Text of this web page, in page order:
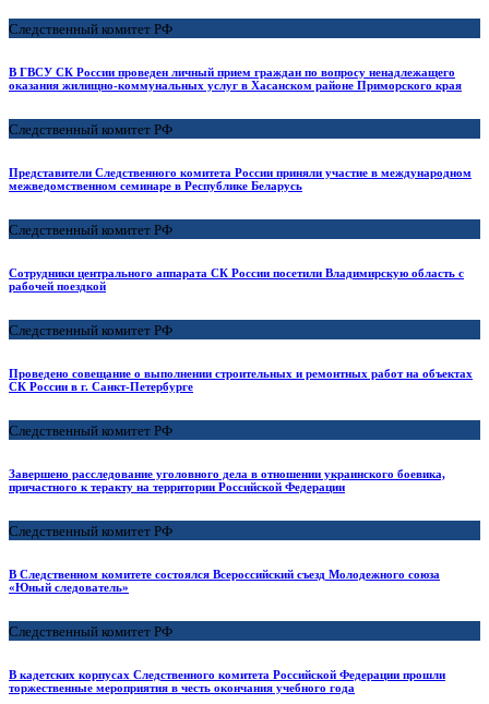
Следственный комитет РФ
В ГВСУ СК России проведен личный прием граждан по вопросу ненадлежащего
оказания жилищно-коммунальных услуг в Хасанском районе Приморского края
Следственный комитет РФ
Представители Следственного комитета России приняли участие в международном
межведомственном семинаре в Республике Беларусь
Следственный комитет РФ
Сотрудники центрального аппарата СК России посетили Владимирскую область с
рабочей поездкой
Следственный комитет РФ
Проведено совещание о выполнении строительных и ремонтных работ на объектах
СК России в г. Санкт-Петербурге
Следственный комитет РФ
Завершено расследование уголовного дела в отношении украинского боевика,
причастного к теракту на территории Российской Федерации
Следственный комитет РФ
В Следственном комитете состоялся Всероссийский съезд Молодежного союза
«Юный следователь»
Следственный комитет РФ
В кадетских корпусах Следственного комитета Российской Федерации прошли
торжественные мероприятия в честь окончания учебного года